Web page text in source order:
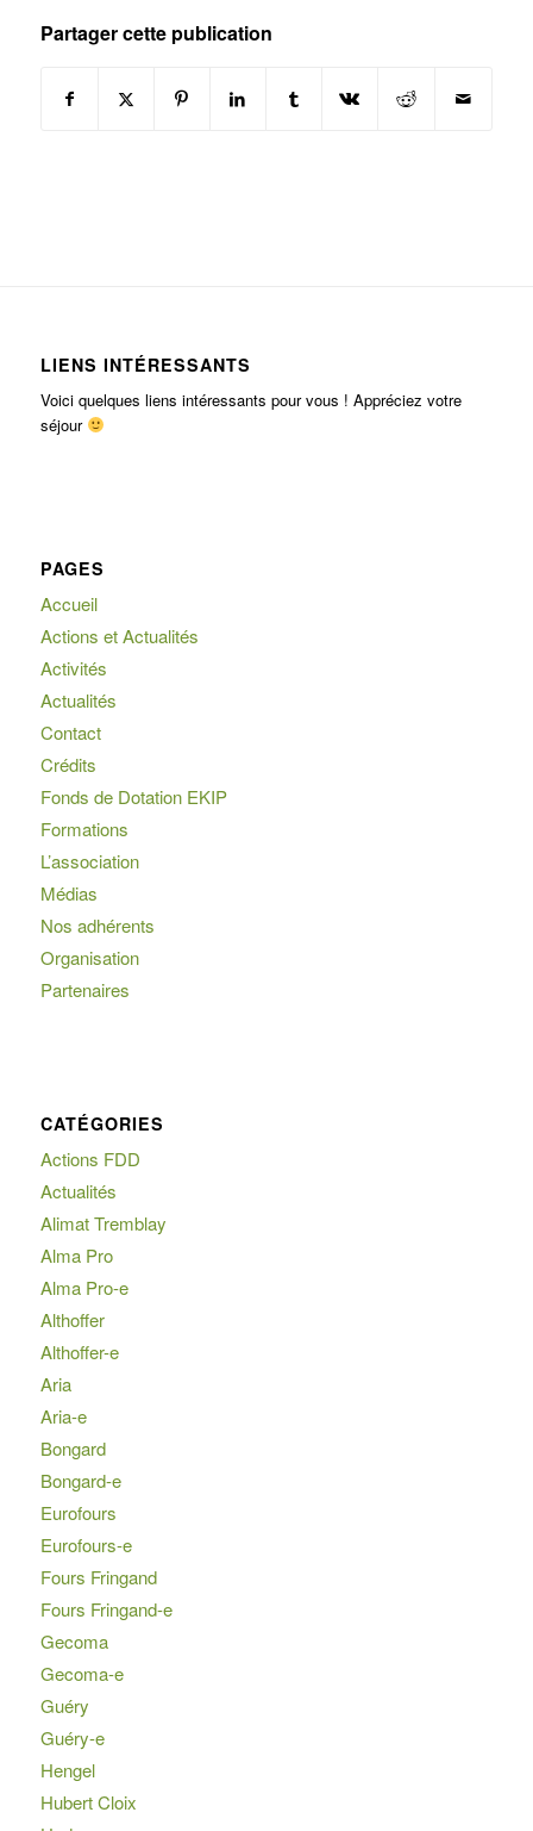
Partager cette publication
LIENS INTÉRESSANTS
Voici quelques liens intéressants pour vous ! Appréciez votre
séjour
PAGES
Accueil
Actions et Actualités
Activités
Actualités
Contact
Crédits
Fonds de Dotation EKIP
Formations
L’association
Médias
Nos adhérents
Organisation
Partenaires
CATÉGORIES
Actions FDD
Actualités
Alimat Tremblay
Alma Pro
Alma Pro-e
Althoffer
Althoffer-e
Aria
Aria-e
Bongard
Bongard-e
Eurofours
Eurofours-e
Fours Fringand
Fours Fringand-e
Gecoma
Gecoma-e
Guéry
Guéry-e
Hengel
Hubert Cloix